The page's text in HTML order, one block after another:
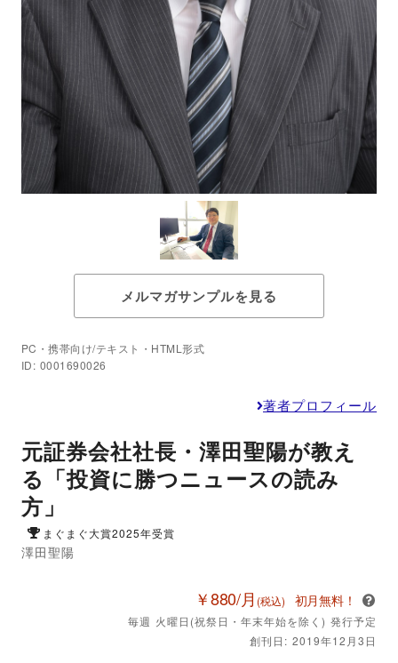
メルマガサンプルを見る
PC・携帯向け/テキスト・HTML形式
ID: 0001690026
著者プロフィール
元証券会社社長・澤田聖陽が教え
る「投資に勝つニュースの読み
方」
まぐまぐ大賞2025年受賞
澤田聖陽
￥880/月 (税込) 初月無料！
毎週 火曜日(祝祭日・年末年始を除く) 発行予定
創刊日: 2019年12月3日